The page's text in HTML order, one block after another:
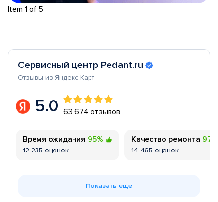
Item 1 of 5
Сервисный центр Pedant.ru
Отзывы из Яндекс Карт
5.0 63 674 отзывов
Время ожидания 95%
12 235 оценок
Качество ремонта 97%
14 465 оценок
Показать еще